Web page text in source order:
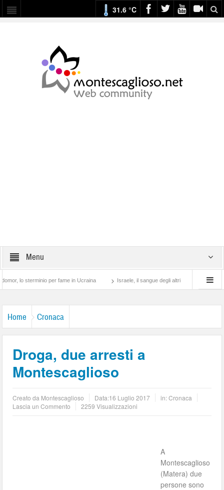
31.6 °C
Menu
sterminio per fame in Ucraina Israele, il sangue degli altri Lotta di classe…
Home Cronaca
Droga, due arresti a
Montescaglioso
Creato da Montescaglioso Data:16 Luglio 2017 in:Cronaca
Lascia un Commento
2259 Visualizzazioni
A
Montescaglioso
(Matera) due
persone sono